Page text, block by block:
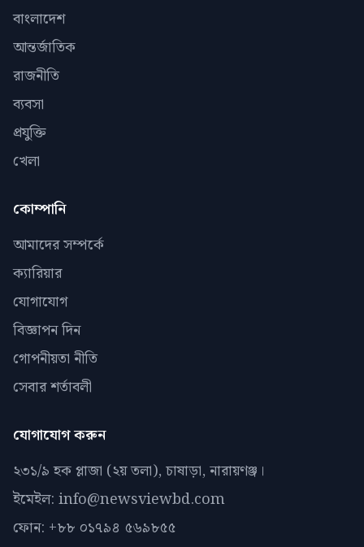
বাংলাদেশ
আন্তর্জাতিক
রাজনীতি
ব্যবসা
প্রযুক্তি
খেলা
কোম্পানি
আমাদের সম্পর্কে
ক্যারিয়ার
যোগাযোগ
বিজ্ঞাপন দিন
গোপনীয়তা নীতি
সেবার শর্তাবলী
যোগাযোগ করুন
২৩১/৯ হক প্লাজা (২য় তলা), চাষাড়া, নারায়ণঞ্জ।
ইমেইল: info@newsviewbd.com
ফোন: +৮৮ ০১৭৯৪ ৫৬৯৮৫৫